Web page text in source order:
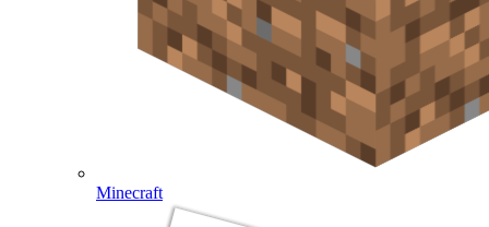
Minecraft